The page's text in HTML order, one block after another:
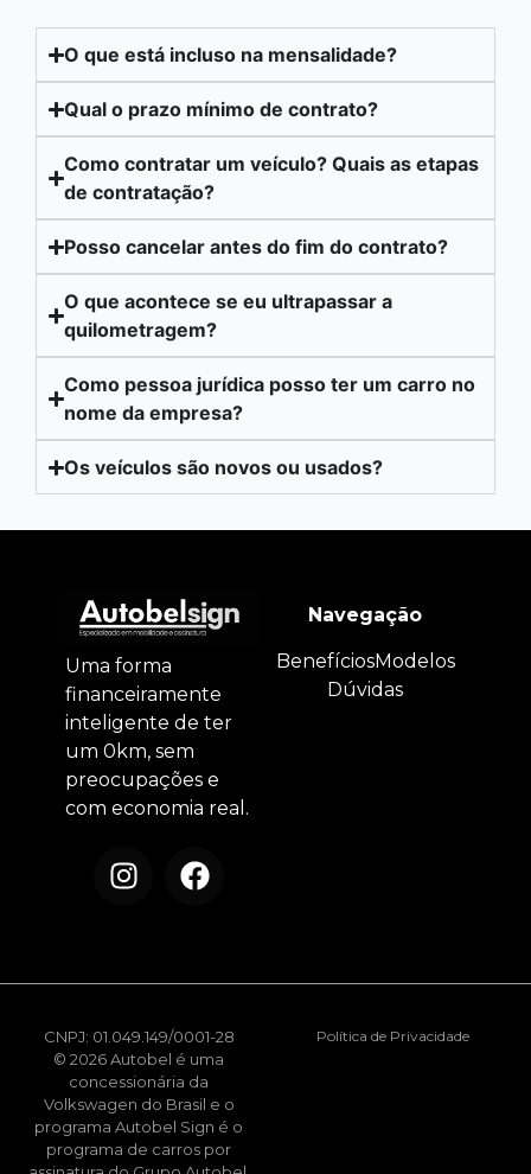
O que está incluso na mensalidade?
Qual o prazo mínimo de contrato?
Como contratar um veículo? Quais as etapas
de contratação?
Posso cancelar antes do fim do contrato?
O que acontece se eu ultrapassar a
quilometragem?
Como pessoa jurídica posso ter um carro no
nome da empresa?
Os veículos são novos ou usados?
Uma forma
financeiramente
inteligente de ter
um 0km, sem
preocupações e
com economia real.
Navegação
BenefíciosModelos
Dúvidas
CNPJ: 01.049.149/0001-28
© 2026 Autobel é uma
concessionária da
Volkswagen do Brasil e o
programa Autobel Sign é o
programa de carros por
Política de Privacidade